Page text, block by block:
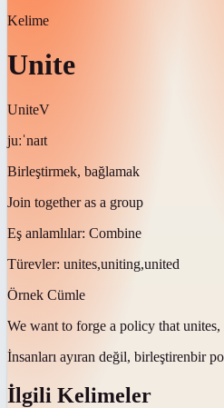
Kelime
Unite
UniteV
juːˈnaɪt
Birleştirmek, bağlamak
Join together as a group
Eş anlamlılar: Combine
Türevler: unites,uniting,united
Örnek Cümle
We want to forge a policy that unites,
İnsanları ayıran değil, birleştirenbir
İlgili Kelimeler